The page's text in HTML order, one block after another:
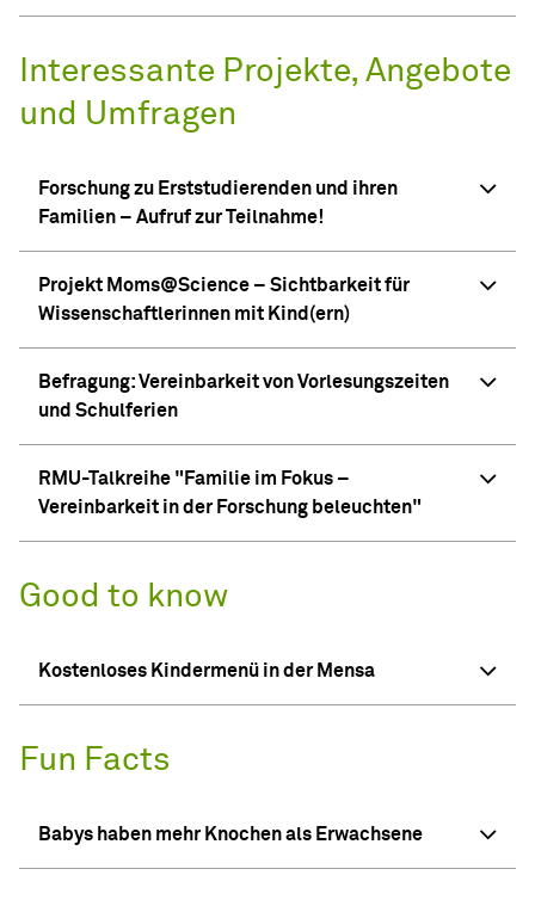
Interessante Projekte, Angebote
und Umfragen
Forschung zu Erststudierenden und ihren
Familien – Aufruf zur Teilnahme!
Projekt Moms@Science – Sichtbarkeit für
Wissenschaftlerinnen mit Kind(ern)
Befragung: Vereinbarkeit von Vorlesungszeiten
und Schulferien
RMU-Talkreihe "Familie im Fokus –
Vereinbarkeit in der Forschung beleuchten"
Good to know
Kostenloses Kindermenü in der Mensa
Fun Facts
Babys haben mehr Knochen als Erwachsene